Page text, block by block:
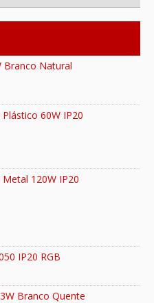
Branco Natural
60W IP20
120W IP20
IP20 RGB
Branco Quente